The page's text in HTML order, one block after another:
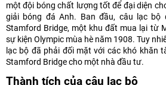
một đội bóng chất lượng tốt để đại diện
giải bóng đá Anh. Ban đầu, câu lạc
Stamford Bridge, một khu đất mua lại từ
sự kiện Olympic mùa hè năm 1908. Tuy
lạc bộ đã phải đối mặt với các khó khăn
Stamford Bridge cho một nhà đầu tư.
Thành tích của câu lạc bộ